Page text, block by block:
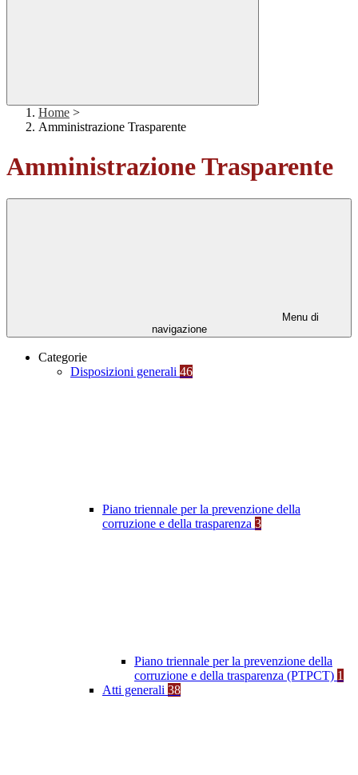
Home >
Amministrazione Trasparente
Amministrazione Trasparente
Menu di
navigazione
Categorie
Disposizioni generali 46
Piano triennale per la prevenzione della
corruzione e della trasparenza 3
Piano triennale per la prevenzione della
corruzione e della trasparenza (PTPCT) 1
Atti generali 38